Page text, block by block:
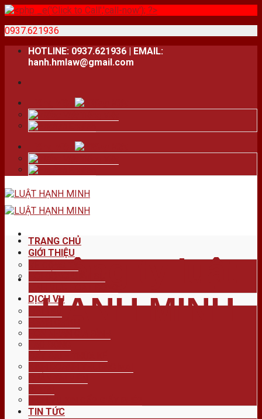
0937.621936
Skip
HOTLINE: 0937.621936 | EMAIL:
hanh.hmlaw@gmail.com
công ty luật
HẠNH MINH
TRANG CHỦ
GIỚI THIỆU
DỊCH VỤ
TIN TỨC